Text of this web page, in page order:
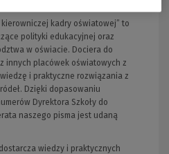
kierowniczej kadry oświatowej” to
polityki edukacyjnej oraz
w oświacie. Dociera do
innych placówek oświatowych z
i praktyczne rozwiązania z
Dzięki dopasowaniu
Dyrektora Szkoły do
naszego pisma jest udaną
wiedzy i praktycznych